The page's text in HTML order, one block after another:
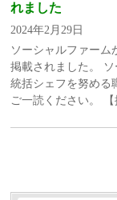
れました
2024年2月29日
ソーシャルファーム
掲載されました。
統括シェフを努める
ご一読ください。 【